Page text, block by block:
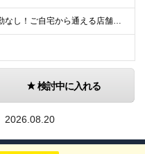
◎転居を伴う転勤なし！ご自宅から通える店舗への配属です。 ◎車・バイク・自転車通勤OK！（ガソリン代支給(規定あり)／駐車場完備） 【全国各地の『ダイレックス』各店舗】 ※関東エリア、九州エリア、中
検討中に入れる
2026.08.20